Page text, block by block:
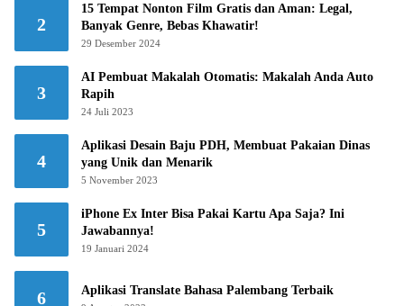
2
15 Tempat Nonton Film Gratis dan Aman: Legal,
Banyak Genre, Bebas Khawatir!
29 Desember 2024
3
AI Pembuat Makalah Otomatis: Makalah Anda Auto
Rapih
24 Juli 2023
4
Aplikasi Desain Baju PDH, Membuat Pakaian Dinas
yang Unik dan Menarik
5 November 2023
5
iPhone Ex Inter Bisa Pakai Kartu Apa Saja? Ini
Jawabannya!
19 Januari 2024
6 Aplikasi Translate Bahasa Palembang Terbaik